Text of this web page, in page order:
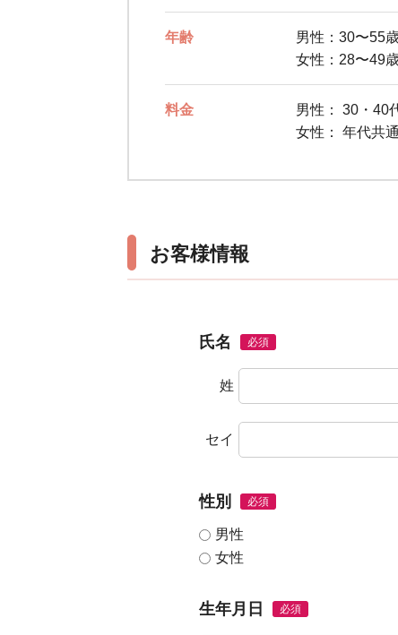
年齢
男性：30〜55
女性：28〜49
料金 男性： 30・40
女性：
年代共
お客様情報
氏名 必須
姓
セイ
性別 必須
男性
女性
生年月日 必須